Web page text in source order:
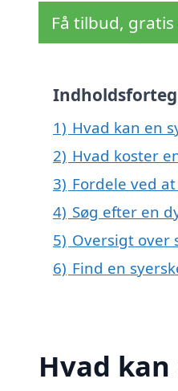
Få tilbud,
1) Hvad kan en
2) Hvad koster
3) Fordele ved
4) Søg efter en
5) Oversigt over
6) Find en
Hvad